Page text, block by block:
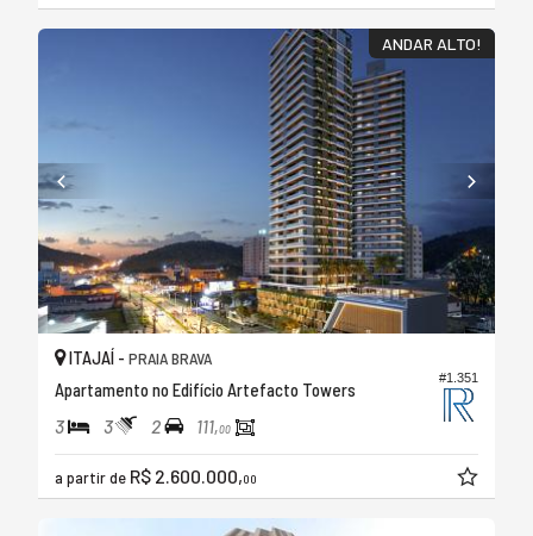
ANDAR ALTO!
#1.351
ITAJAÍ - PRAIA BRAVA
Apartamento no Edifício Artefacto Towers
3 3 2 111,00
a partir de R$ 2.600.000,00